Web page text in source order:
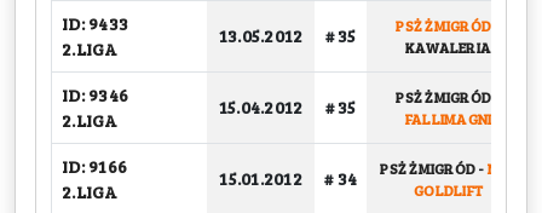
ID: 9433
2.LIGA
13.05.2012 # 35 PSŻ ŻMIGRÓD
KAWALERIA
ID: 9346
2.LIGA
15.04.2012 # 35 PSŻ ŻMIGRÓD
FALLIMAGNI
ID: 9166
2.LIGA
15.01.2012 # 34 PSŻ ŻMIGRÓD-NBK
GOLDLIFT